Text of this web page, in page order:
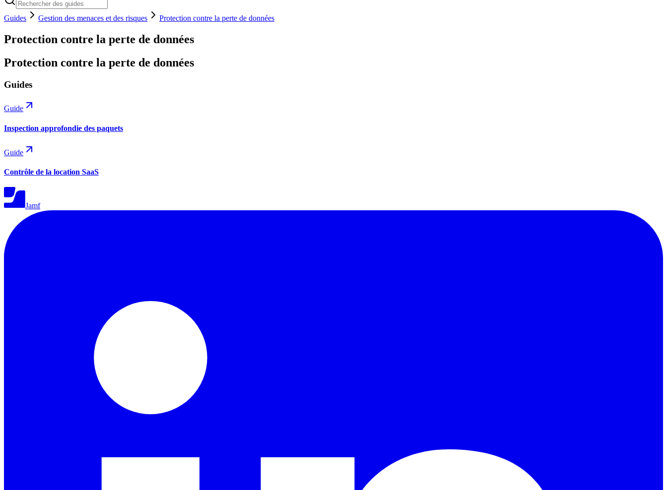
Guides Gestion des menaces et des risques Protection contre la perte de données
Protection contre la perte de données
Protection contre la perte de données
Guides
Guide
Inspection approfondie des paquets
Guide
Contrôle de la location SaaS
Jamf